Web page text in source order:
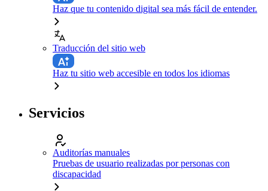
Haz que tu contenido digital sea más fácil de entender.
Traducción del sitio web
Haz tu sitio web accesible en todos los idiomas
Servicios
Auditorías manuales
Pruebas de usuario realizadas por personas con
discapacidad